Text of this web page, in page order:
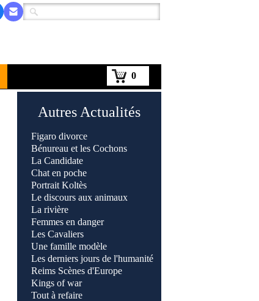
0
Autres Actualités
Figaro divorce
Bénureau et les Cochons
La Candidate
Chat en poche
Portrait Koltès
Le discours aux animaux
La rivière
Femmes en danger
Les Cavaliers
Une famille modèle
Les derniers jours de l'humanité
Reims Scènes d'Europe
Kings of war
Tout à refaire